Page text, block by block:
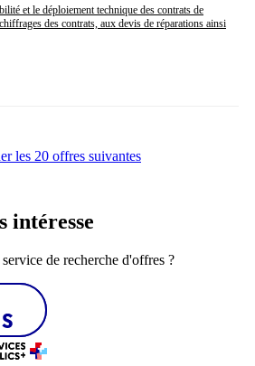
et le déploiement technique des contrats de
des contrats, aux devis de réparations ainsi
les 20 offres suivantes
intéresse
de recherche d'offres ?